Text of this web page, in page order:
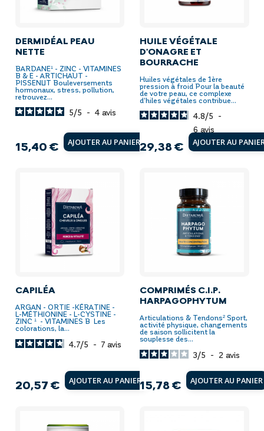
DERMIDÉAL PEAU
NETTE
BARDANE¹ - ZINC - VITAMINES
B & E - ARTICHAUT -
PISSENLIT Bouleversements
hormonaux, stress, pollution,
retrouvez...
Prix
15,40 € AJOUTER AU PANIER
5/5 - 4 avis
HUILE VÉGÉTALE
D'ONAGRE ET
BOURRACHE
Huiles végétales de 1ère
pression à froid Pour la beauté
de votre peau, ce complexe
d'hiles végétales contribue...
Prix
29,38 € AJOUTER AU
4.8/5 -
6 avis
CAPILÉA
ARGAN - ORTIE -KÉRATINE -
L-MÉTHIONINE - L-CYSTINE -
ZINC ¹ - VITAMINES B Les
colorations, la...
Prix
20,57 € AJOUTER AU PANIER
4.7/5 - 7 avis
COMPRIMÉS C.I.P.
HARPAGOPHYTUM
Articulations & Tendons² Sport,
activité physique, changements
de saison sollicitent la
souplesse des...
Prix
15,78 € AJOUTER AU PANIER
3/5 - 2 avis